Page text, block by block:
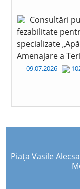
Consultări
fezabilitate
specializate
Amenajare a
09.07.2026
Piața Vasile